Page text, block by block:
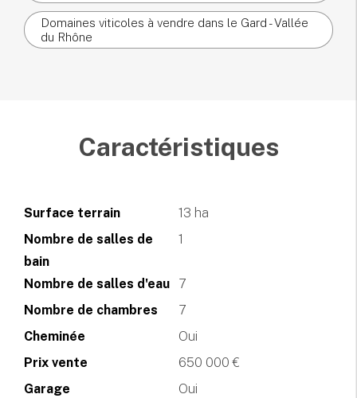
Domaines viticoles à vendre dans le Gard - Vallée
du Rhône
Caractéristiques
Surface terrain
13 ha
Nombre de salles de
bain
1
Nombre de salles d'eau
7
Nombre de chambres
7
Cheminée
Oui
Prix vente
650 000 €
Garage
Oui